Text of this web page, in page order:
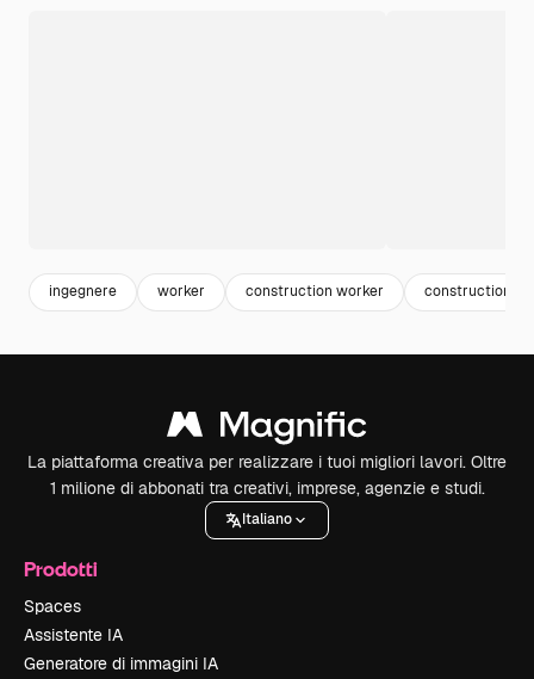
ingegnere worker construction worker construction
La piattaforma creativa per realizzare i tuoi migliori lavori. Oltre
1 milione di abbonati tra creativi, imprese, agenzie e studi.
Italiano
Prodotti
Spaces
Assistente IA
Generatore di immagini IA